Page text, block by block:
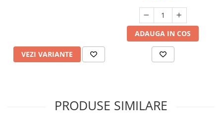
VEZI VARIANTE
ADAUGA IN COS
PRODUSE SIMILARE